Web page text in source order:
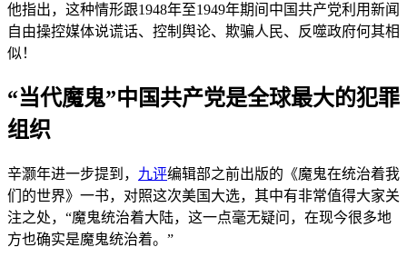
他指出，这种情形跟1948年至1949年期间中国共产党利用新闻
自由操控媒体说谎话、控制舆论、欺骗人民、反噬政府何其相
似！
“当代魔鬼”中国共产党是全球最大的犯罪
组织
辛灏年进一步提到， 九评编辑部之前出版的《魔鬼在统治着我
们的世界》一书，对照这次美国大选，其中有非常值得大家关
注之处，“魔鬼统治着大陆，这一点毫无疑问，在现今很多地
方也确实是魔鬼统治着。”